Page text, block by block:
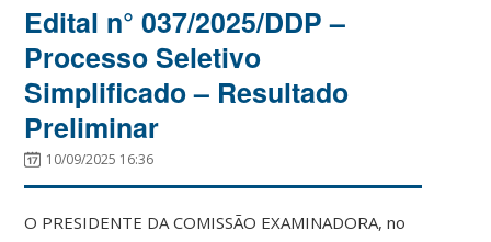
Edital n° 037/2025/DDP –
Processo Seletivo
Simplificado – Resultado
Preliminar
10/09/2025 16:36
O PRESIDENTE DA COMISSÃO EXAMINADORA, no